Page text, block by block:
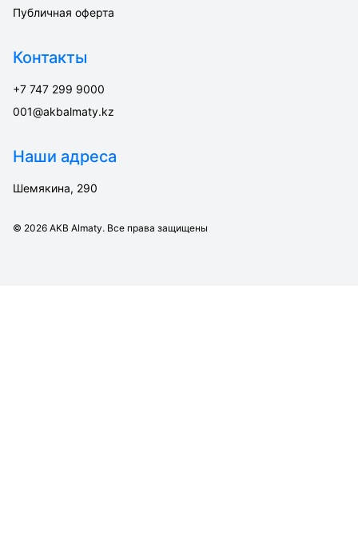
Публичная оферта
Контакты
+7 747 299 9000
001@akbalmaty.kz
Наши адреса
Шемякина, 290
© 2026 AKB Almaty. Все права защищены